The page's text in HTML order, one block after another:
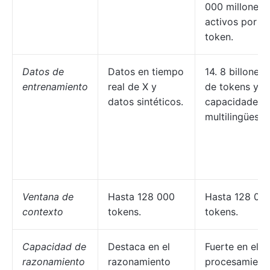
000 millones
activos por
token.
Datos de
entrenamiento
Datos en tiempo
real de X y
datos sintéticos.
14. 8 billones
de tokens y
capacidades
multilingües
Ventana de
contexto
Hasta 128 000
tokens.
Hasta 128
tokens.
Capacidad de
razonamiento
Destaca en el
razonamiento
Fuerte en el